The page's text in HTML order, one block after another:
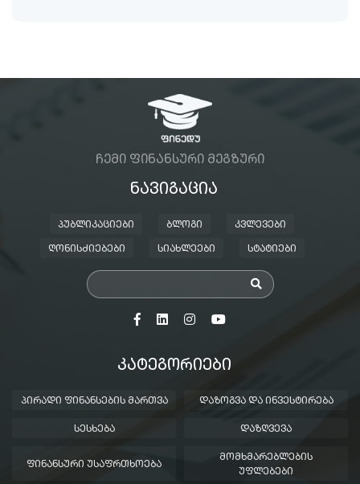
ᲩᲔᲛᲘ ᲤᲘᲜᲐᲜᲡᲣᲠᲘ ᲛᲔᲒᲖᲣᲠᲘ
ᲜᲐᲕᲘᲒᲐᲪᲘᲐ
ᲞᲣᲑᲚᲘᲙᲐᲪᲘᲔᲑᲘ ᲑᲚᲝᲒᲘ ᲙᲕᲚᲔᲕᲔᲑᲘ
ᲦᲝᲜᲘᲡᲫᲘᲔᲑᲔᲑᲘ ᲡᲘᲐᲮᲚᲔᲔᲑᲘ ᲡᲢᲐᲢᲘᲔᲑᲘ
ᲙᲐᲢᲔᲒᲝᲠᲘᲔᲑᲘ
ᲞᲘᲠᲐᲓᲘ ᲤᲘᲜᲐᲜᲡᲔᲑᲘᲡ ᲛᲐᲠᲗᲕᲐ ᲓᲐᲖᲝᲒᲕᲐ ᲓᲐ ᲘᲜᲕᲔᲡᲢᲘᲠᲔᲑᲐ
ᲡᲔᲡᲮᲔᲑᲐ ᲓᲐᲖᲦᲕᲔᲕᲐ
ᲤᲘᲜᲐᲜᲡᲣᲠᲘ ᲣᲡᲐᲤᲠᲗᲮᲝᲔᲑᲐ
ᲛᲝᲛᲮᲛᲐᲠᲔᲑᲚᲔᲑᲘᲡ
ᲣᲤᲚᲔᲑᲔᲑᲘ